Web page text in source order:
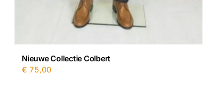
Nieuwe Collectie Colbert
€ 75,00